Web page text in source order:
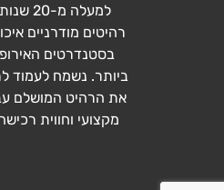
למעלה
רהיטים מודרניים
בסטנדרטים
ביותר. נשמח לעמוד
את הרהיט המושלם
מקצועי וחווית